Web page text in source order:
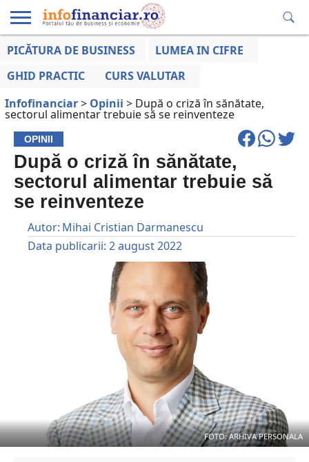
EDUCAȚIE
LA ZI
AFACERILOR
PICĂTURA DE BUSINESS
LUMEA IN CIFRE
GHID PRACTIC
CURS VALUTAR
Infofinanciar> Opinii > După o criză în sănătate,
sectorul alimentar trebuie să se reinventeze
OPINII
După o criză în sănătate,
sectorul alimentar trebuie să
se reinventeze
Autor: Mihai Cristian Darmanescu
Data publicarii: 2 august 2022
FOTO: ARHIVA PERSONALA